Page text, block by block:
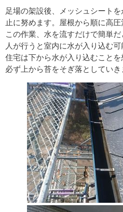
足場の架設後、メッシュシート
止に努めます。屋根から順に高圧
この作業、水を流すだけで簡単
人が行うと室内に水が入り込む可
住宅は下から水が入り込むことを
必ず上から苔をそぎ落としていき